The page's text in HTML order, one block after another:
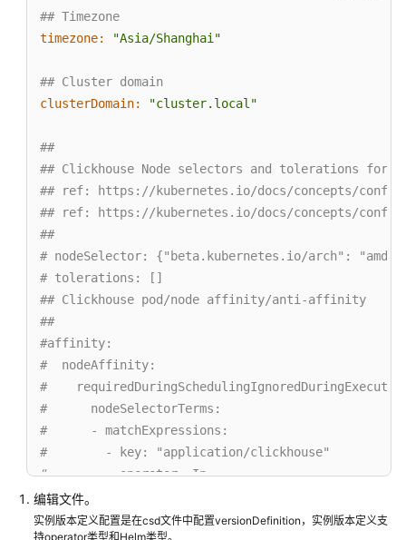
......
......
......
......
serviceAddrReadonly:
redis-ha-redis-fwpydh-
version:
21.9.18_20210918221431
## Timezone
timezone:
"Asia/Shanghai"
## Cluster domain
clusterDomain:
"cluster.local"
##
## Clickhouse Node selectors and tolerations for
## ref: https://kubernetes.io/docs/concepts/
## ref: https://kubernetes.io/docs/concepts/
##
# nodeSelector: {"beta.kubernetes.io/arch":
# tolerations: []
## Clickhouse pod/node affinity/anti-affinity
##
#affinity:
#  nodeAffinity:
#
#      nodeSelectorTerms:
#      - matchExpressions:
#        - key: "application/clickhouse"
#          operator: In
#          values:
#          - "true"
编辑文件。
实例版本定义配置是在csd文件中配置versionDefinition，实例版本定义支
持operator类型和Helm类型。